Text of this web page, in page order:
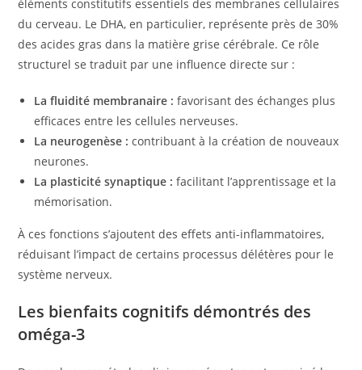
éléments constitutifs essentiels des membranes cellulaires
du cerveau. Le DHA, en particulier, représente près de 30%
des acides gras dans la matière grise cérébrale. Ce rôle
structurel se traduit par une influence directe sur :
La fluidité membranaire : favorisant des échanges plus
efficaces entre les cellules nerveuses.
La neurogenèse : contribuant à la création de nouveaux
neurones.
La plasticité synaptique : facilitant l’apprentissage et la
mémorisation.
À ces fonctions s’ajoutent des effets anti-inflammatoires,
réduisant l’impact de certains processus délétères pour le
système nerveux.
Les bienfaits cognitifs démontrés des
oméga-3